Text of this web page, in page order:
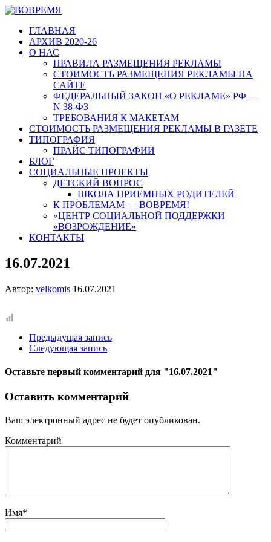
ГЛАВНАЯ
АРХИВ 2020-26
О НАС
ПРАВИЛА РАЗМЕЩЕНИЯ РЕКЛАМЫ
СТОИМОСТЬ РАЗМЕЩЕНИЯ РЕКЛАМЫ НА
САЙТЕ
ФЕДЕРАЛЬНЫЙ ЗАКОН «О РЕКЛАМЕ» РФ —
N 38-ФЗ
ТРЕБОВАНИЯ К МАКЕТАМ
СТОИМОСТЬ РАЗМЕЩЕНИЯ РЕКЛАМЫ В ГАЗЕТЕ
ТИПОГРАФИЯ
ПРАЙС ТИПОГРАФИИ
БЛОГ
СОЦИАЛЬНЫЕ ПРОЕКТЫ
ДЕТСКИЙ ВОПРОС
ШКОЛА ПРИЕМНЫХ РОДИТЕЛЕЙ
К ПРОБЛЕМАМ — ВОВРЕМЯ!
«ЦЕНТР СОЦИАЛЬНОЙ ПОДДЕРЖКИ
«ВОЗРОЖДЕНИЕ»
КОНТАКТЫ
16.07.2021
Автор: velkomis 16.07.2021
Предыдущая запись
Следующая запись
Оставьте первый комментарий для "16.07.2021"
Оставить комментарий
Ваш электронный адрес не будет опубликован.
Комментарий
Имя*